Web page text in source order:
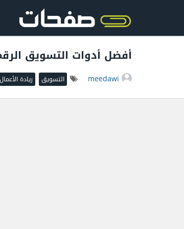
أفضل أدوات التسويق
التسويق ريادة الأعمال